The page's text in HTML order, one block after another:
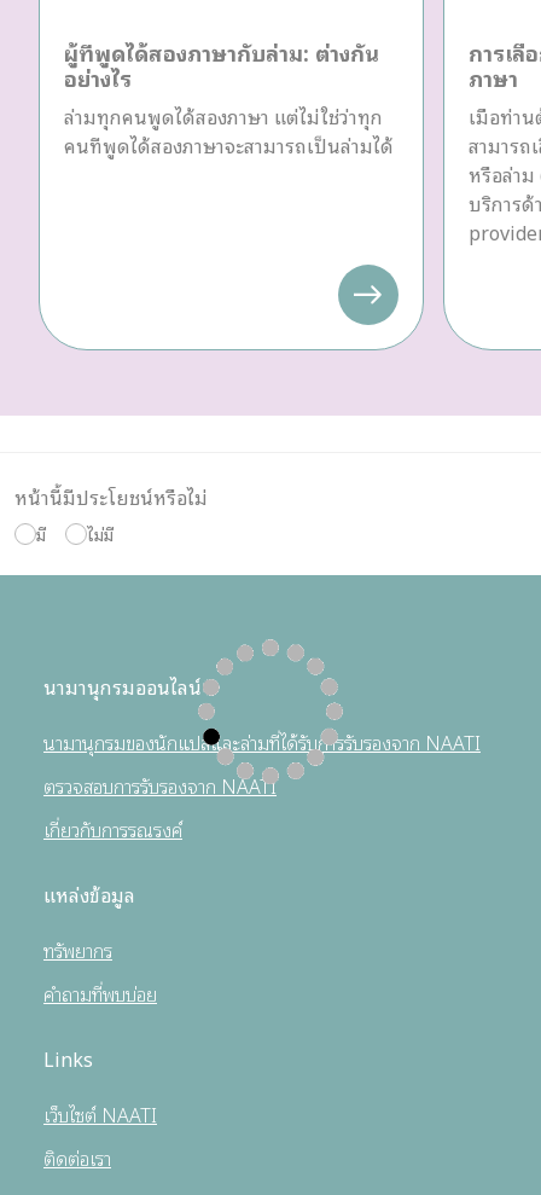
ผู้ที่พูดได้สองภาษากับล่าม: ต่างกัน
อย่างไร
ล่ามทุกคนพูดได้สองภาษา แต่ไม่ใช่ว่าทุก
คนที่พูดได้สองภาษาจะสามารถเป็นล่ามได้
การเ
ภาษา
เมื่อท่า
สามาร
หรือล่า
บริการ
หน้านี้มีประโยชน์หรือไม่
มี ไม่มี
นามานุกรมออนไลน์
นามานุกรมของนักแปลและล่ามที่ได้รับการรับรองจาก NAATI
ตรวจสอบการรับรองจาก NAATI
เกี่ยวกับการรณรงค์
แหล่งข้อมูล
ทรัพยากร
คำถามที่พบบ่อย
Links
เว็บไซต์ NAATI
ติดต่อเรา